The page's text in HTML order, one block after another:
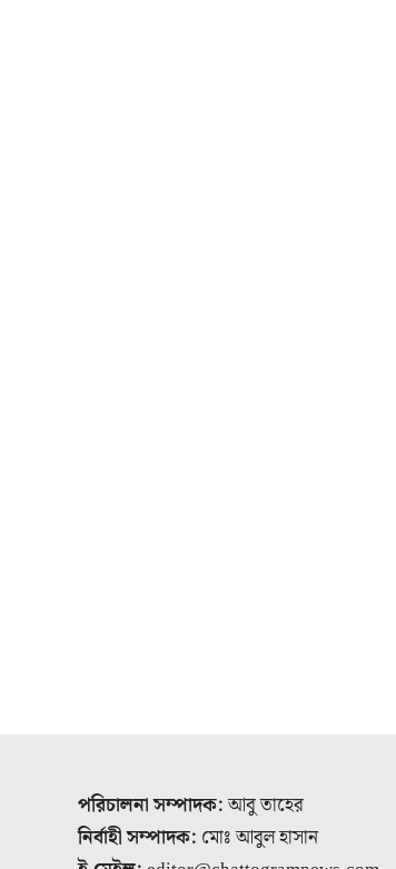
পরিচালনা সম্পাদক:আবু তাহের
নির্বাহী সম্পাদক: মোঃ আবুল হাসান